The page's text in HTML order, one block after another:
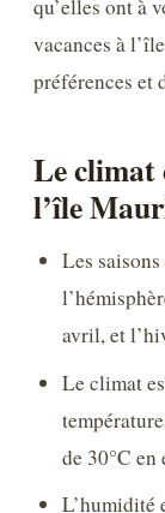
qu’elles ont à
vacances à
préférences et
Le climat
l’île
Les
avril, et
Le climat
de 30°C en
L’humidité